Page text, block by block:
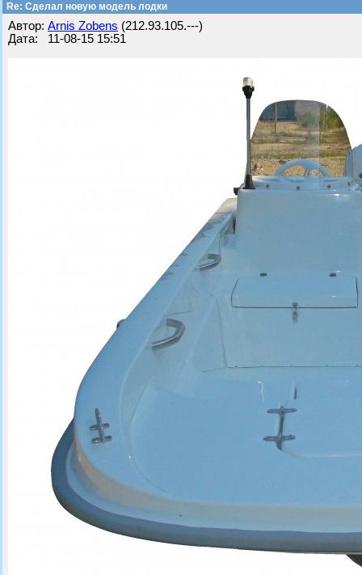
Re: Cделал новую модель лодки
Автор: Arnis Zobens (212.93.105.---)
Дата: 11-08-15 15:51